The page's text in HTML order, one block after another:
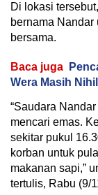
Di lokasi
bernama Nandar
bersama.
Baca juga
Wera Masih Nihil
“Saudara
mencari emas.
sekitar pukul
korban untuk
makanan sapi,”
tertulis, Rabu (9/